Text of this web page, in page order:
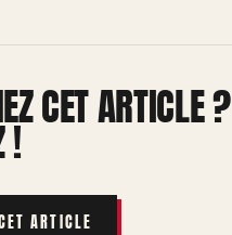
CET ARTICLE ?
!
ARTICLE